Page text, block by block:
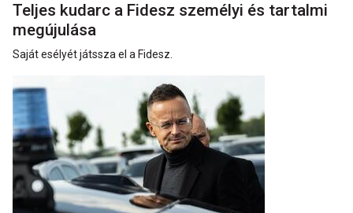
Teljes kudarc a Fidesz személyi és tartalmi
megújulása
Saját esélyét játssza el a Fidesz.